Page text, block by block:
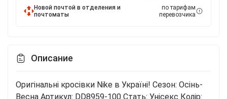
Новой почтой в отделения и
почтоматы
по тарифам
перевозчика
Описание
Оригінальні кросівки Nike в Україні! Сезон: Осінь-
Весна Артикул: DD8959-100 Стать: Унісекс Колір: